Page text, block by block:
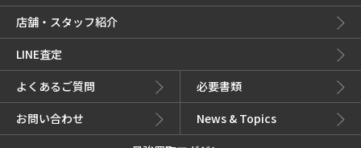
店舗・スタッフ紹介
LINE査定
よくあるご質問
必要書類
お問い合わせ
News & Topics